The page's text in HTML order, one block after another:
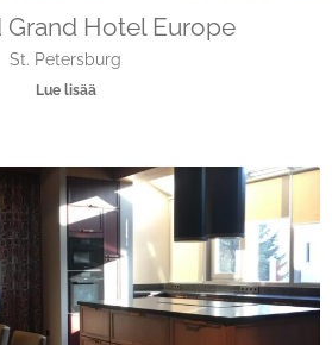
Hotel Europe
St. Petersburg
Lue lisää